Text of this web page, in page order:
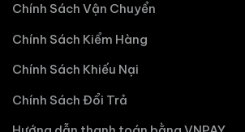
Chính Sách Vận Chuyển
Chính Sách Kiểm Hàng
Chính Sách Khiếu Nại
Chính Sách Đổi Trả